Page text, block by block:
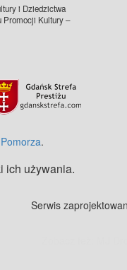
i Dziedzictwa
Promocji Kultury –
.
ich używania.
Serwis